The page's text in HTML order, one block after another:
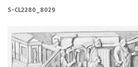
S-CL2280_8029